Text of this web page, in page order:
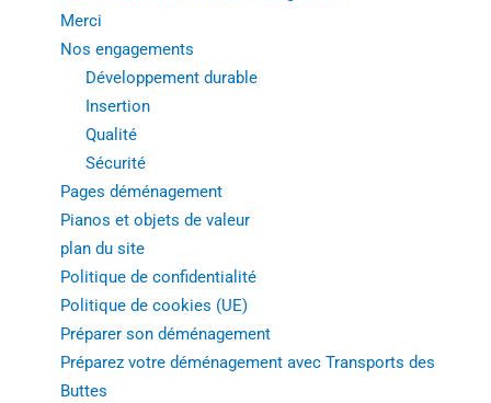
Merci
Nos engagements
Développement durable
Insertion
Qualité
Sécurité
Pages déménagement
Pianos et objets de valeur
plan du site
Politique de confidentialité
Politique de cookies (UE)
Préparer son déménagement
Préparez votre déménagement avec Transports des
Buttes